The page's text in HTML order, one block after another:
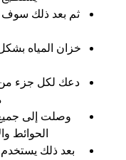
ثم بعد ذلك سوف
خزان المياه
دعك لكل جزء من
وصلت إلى
الحوائط
بعد ذلك